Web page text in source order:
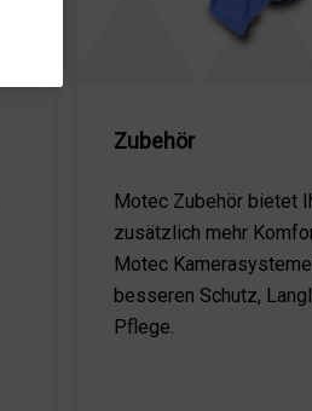
Zubehör
Motec Zubehör bietet
zusätzlich mehr
Motec
besseren Schutz,
Pflege.